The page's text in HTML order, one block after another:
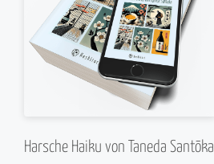
Harsche Haiku von Taneda Santōka